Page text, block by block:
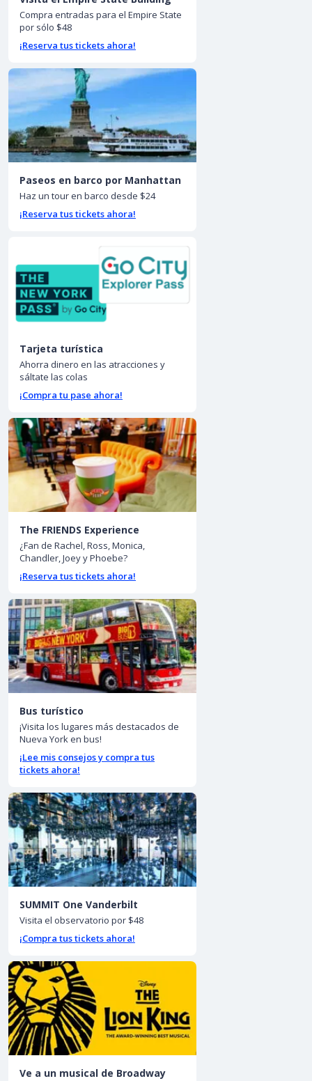
Compra entradas para el Empire State
por sólo $48
¡Reserva tus tickets ahora!
Paseos en barco por Manhattan
Haz un tour en barco desde $24
¡Reserva tus tickets ahora!
Tarjeta turística
Ahorra dinero en las atracciones y
sáltate las colas
¡Compra tu pase ahora!
The FRIENDS Experience
¿Fan de Rachel, Ross, Monica,
Chandler, Joey y Phoebe?
¡Reserva tus tickets ahora!
Bus turístico
¡Visita los lugares más destacados de
Nueva York en bus!
¡Lee mis consejos y compra tus
tickets ahora!
SUMMIT One Vanderbilt
Visita el observatorio por $48
¡Compra tus tickets ahora!
Ve a un musical de Broadway